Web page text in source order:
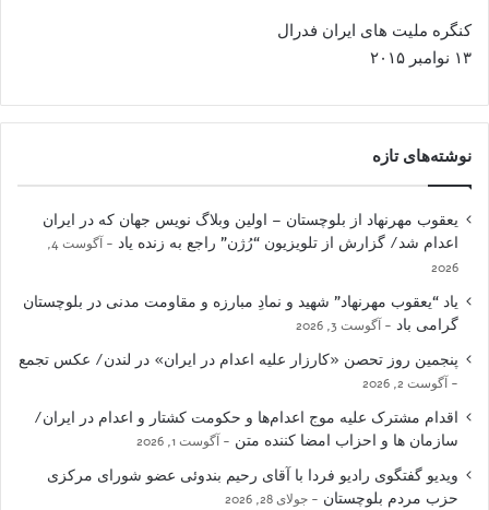
کنگره ملیت های ایران فدرال
۱٣ نوامبر ۲۰۱۵
نوشته‌های تازه
یعقوب مهرنهاد از بلوچستان – اولین وبلاگ نویس جهان که در ایران
اعدام شد/ گزارش از تلویزیون “رُژن” راجع به زنده یاد
آگوست 4,
2026
یاد “یعقوب مهرنهاد” شهید و نمادِ مبارزه و مقاومت مدنی در بلوچستان
گرامی باد
آگوست 3, 2026
پنجمین روز تحصن «کارزار علیه اعدام در ایران» در لندن/ عکس تجمع
آگوست 2, 2026
اقدام مشترک علیه موج اعدام‌ها و حکومت کشتار و اعدام در ایران/
سازمان ها و احزاب امضا کننده متن
آگوست 1, 2026
ویدیو گفتگوی رادیو فردا با آقای رحیم بندوئی عضو شورای مرکزی
حزب مردم بلوچستان
جولای 28, 2026